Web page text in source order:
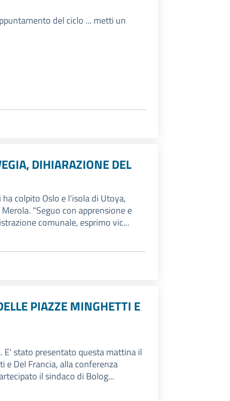
del ciclo ... metti un
DIHIARAZIONE DEL
colpito Oslo e l'isola di Utoya,
"Seguo con apprensione e
comunale, esprimo vic...
PIAZZE MINGHETTI E
E' stato presentato questa mattina il
Del Francia, alla conferenza
il sindaco di Bolog...